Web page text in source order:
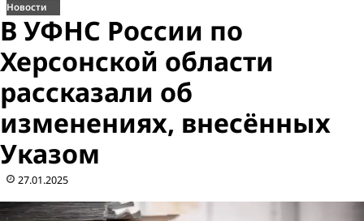
Новости
В УФНС России по
Херсонской области
рассказали об
изменениях, внесённых
Указом
27.01.2025